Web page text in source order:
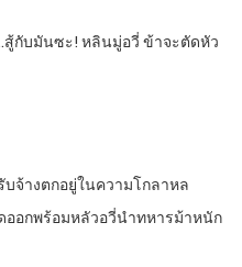
กับมันซะ! หลินมู่อวี่ ข้าจะตัดหัว
จ้างตกอยู่ในความโกลาหล
อกพร้อมหลัวอวี่นำทหารม้าหนัก